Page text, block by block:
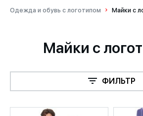
Одежда и обувь с логотипом
Майки с
Майки с
ФИЛЬТР